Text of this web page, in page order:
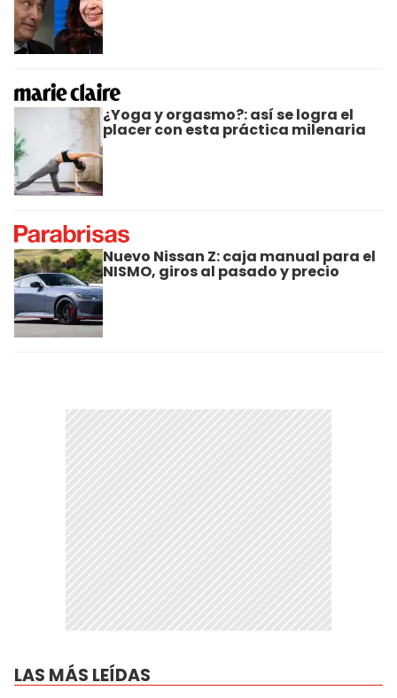
¿Yoga y orgasmo?: así se logra el
placer con esta práctica milenaria
Nuevo Nissan Z: caja manual para el
NISMO, giros al pasado y precio
LAS MÁS LEÍDAS